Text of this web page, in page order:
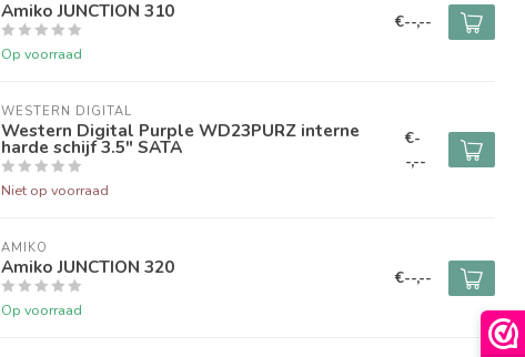
Amiko JUNCTION 310
Op voorraad
€--,--
WESTERN DIGITAL
Western Digital Purple WD23PURZ interne
harde schijf 3.5" SATA
Niet op voorraad
€-
-,--
AMIKO
Amiko JUNCTION 320
Op voorraad
€--,--